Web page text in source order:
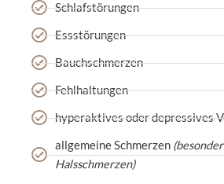
Schlafstörungen
Essstörungen
Bauchschmerzen
Fehlhaltungen
hyperaktives oder depressives
allgemeine Schmerzen
Halsschmerzen)